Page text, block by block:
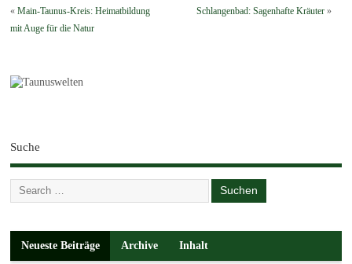
«Main-Taunus-Kreis: Heimatbildung
mit Auge für die Natur
Schlangenbad: Sagenhafte Kräuter»
Suche
Neueste Beiträge Archive Inhalt